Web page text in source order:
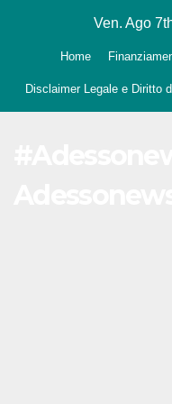
Ven. Ago
Home
Disclaimer Legale e Diritto